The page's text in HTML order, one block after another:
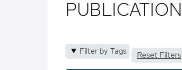
Filter by Tags Reset Filters